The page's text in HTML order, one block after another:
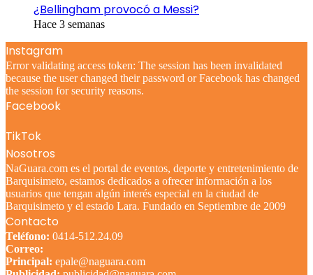
¿Bellingham provocó a Messi?
Hace 3 semanas
Instagram
Error validating access token: The session has been invalidated
because the user changed their password or Facebook has changed
the session for security reasons.
Facebook
TikTok
Nosotros
NaGuara.com es el portal de eventos, deporte y entretenimiento de
Barquisimeto, estamos dedicados a ofrecer información a los
usuarios que tengan algún interés especial en la ciudad de
Barquisimeto y el estado Lara. Fundado en Septiembre de 2009
Contacto
Teléfono: 0414-512.24.09
Correo:
Principal: epale@naguara.com